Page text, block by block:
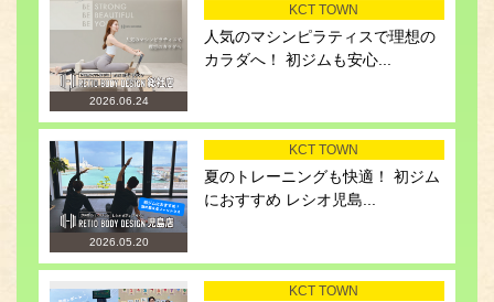
2026.06.24
KCT TOWN
人気のマシンピラティスで理想の
カラダへ！ 初ジムも安心...
2026.05.20
KCT TOWN
夏のトレーニングも快適！ 初ジム
におすすめ レシオ児島...
KCT TOWN